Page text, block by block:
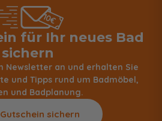
für Ihr neues Bad
sichern
Newsletter an und erhalten Sie
und Tipps rund um Badmöbel,
und Badplanung.
sichern